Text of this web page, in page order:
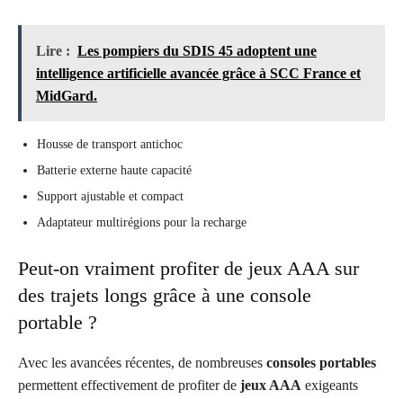
Lire : Les pompiers du SDIS 45 adoptent une
intelligence artificielle avancée grâce à SCC France et
MidGard.
Housse de transport antichoc
Batterie externe haute capacité
Support ajustable et compact
Adaptateur multirégions pour la recharge
Peut-on vraiment profiter de jeux AAA sur
des trajets longs grâce à une console
portable ?
Avec les avancées récentes, de nombreuses consoles portables
permettent effectivement de profiter de jeux AAA exigeants